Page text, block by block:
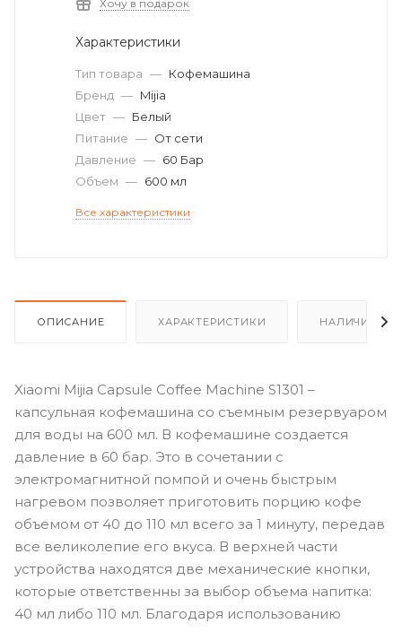
Хочу в подарок
Характеристики
Тип товара — Кофемашина
Бренд — Mijia
Цвет — Белый
Питание — От сети
Давление — 60 Бар
Объем — 600 мл
Все характеристики
ОПИСАНИЕ ХАРАКТЕРИСТИКИ НАЛИЧИЕ
Xiaomi Mijia Capsule Coffee Machine S1301 –
капсульная кофемашина со съемным резервуаром
для воды на 600 мл. В кофемашине создается
давление в 60 бар. Это в сочетании с
электромагнитной помпой и очень быстрым
нагревом позволяет приготовить порцию кофе
объемом от 40 до 110 мл всего за 1 минуту, передав
все великолепие его вкуса. В верхней части
устройства находятся две механические кнопки,
которые ответственны за выбор объема напитка:
40 мл либо 110 мл. Благодаря использованию